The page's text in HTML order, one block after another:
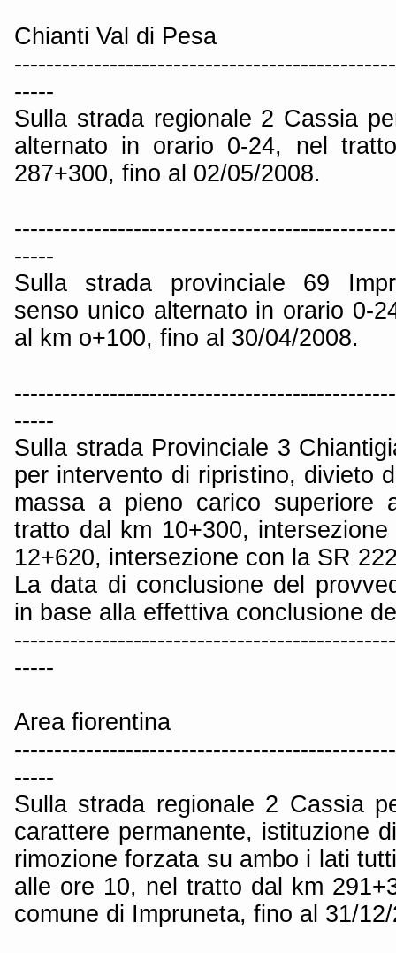
Chianti Val di Pesa
-----
Sulla strada regionale 2 Cassia
alternato in orario 0-24, nel
287+300, fino al 02/05/2008.
-----
Sulla strada provinciale 69
senso unico alternato in orario 0-
al km o+100, fino al 30/04/2008.
-----
Sulla strada Provinciale 3
per intervento di ripristino, divieto
massa a pieno carico superiore
tratto dal km 10+300,
12+620, intersezione con la SR
La data di conclusione del
in base alla effettiva conclusione
-----
Area fiorentina
-----
Sulla strada regionale 2 Cassia
carattere permanente, istituzione
rimozione forzata su ambo i lati
alle ore 10, nel tratto dal km
comune di Impruneta, fino al 31/